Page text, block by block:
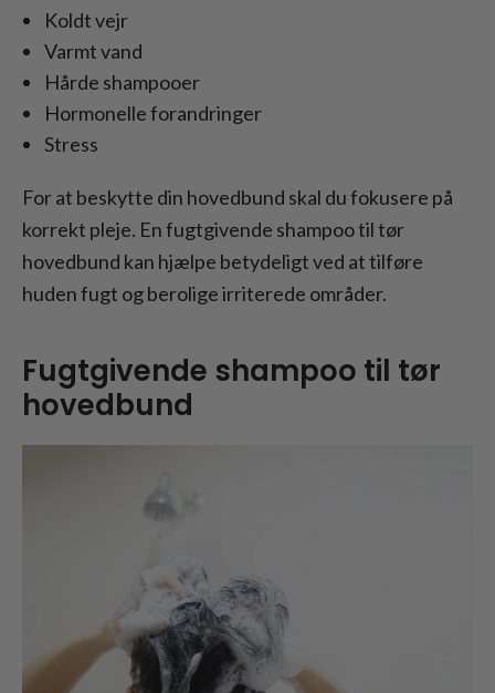
Koldt vejr
Varmt vand
Hårde shampooer
Hormonelle forandringer
Stress
For at beskytte din hovedbund skal du fokusere på
korrekt pleje. En fugtgivende shampoo til tør
hovedbund kan hjælpe betydeligt ved at tilføre
huden fugt og berolige irriterede områder.
Fugtgivende shampoo til tør
hovedbund